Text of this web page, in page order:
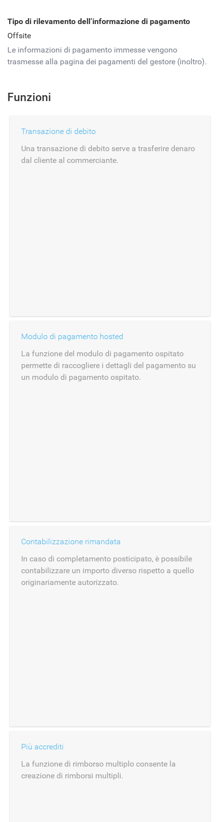
Tipo di rilevamento dell’informazione di pagamento
Offsite
Le informazioni di pagamento immesse vengono
trasmesse alla pagina dei pagamenti del gestore (inoltro).
Funzioni
Transazione di debito
Una transazione di debito serve a trasferire denaro
dal cliente al commerciante.
Modulo di pagamento hosted
La funzione del modulo di pagamento ospitato
permette di raccogliere i dettagli del pagamento su
un modulo di pagamento ospitato.
Contabilizzazione rimandata
In caso di completamento posticipato, è possibile
contabilizzare un importo diverso rispetto a quello
originariamente autorizzato.
Più accrediti
La funzione di rimborso multiplo consente la
creazione di rimborsi multipli.